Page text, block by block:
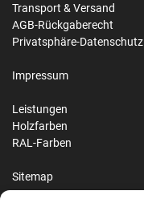
Transport & Versand
AGB-Rückgaberecht
Privatsphäre-Datenschutz
Impressum
Leistungen
Holzfarben
RAL-Farben
Sitemap